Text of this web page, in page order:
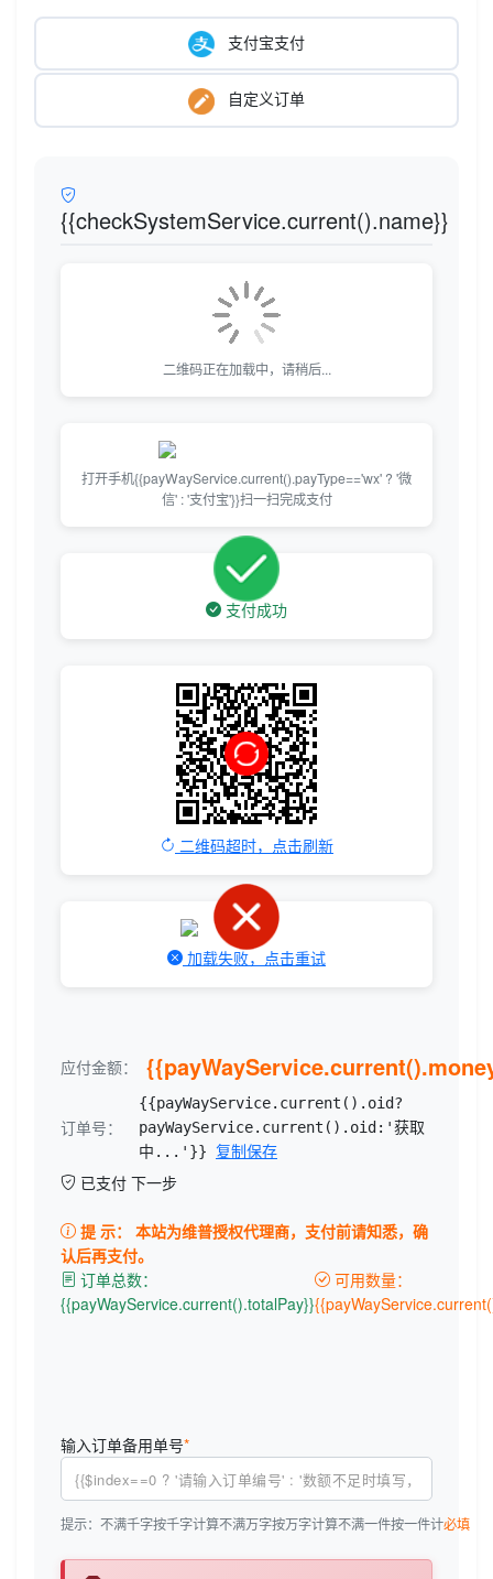
支付宝支付
自定义订单
{{checkSystemService.current().name}}
二维码正在加载中，请稍后...
打开手机{{payWayService.current().payType=='wx' ? '微
信' : '支付宝'}}扫一扫完成支付
支付成功
二维码超时，点击刷新
加载失败，点击重试
应付金额：
订单号：
{{payWayService.current().oid?
payWayService.current().oid:'获取
中...'}} 复制保存
已支付 下一步
提 示： 本站为维普授权代理商，支付前请知悉，确
认后再支付。
订单总数：
{{payWayService.current().totalPay}}
可用数量：
输入订单备用单号*
提示： 不满千字按千字计算不满万字按万字计算不满一件按一件计必填